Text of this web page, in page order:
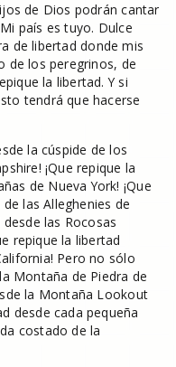
de Dios podrán cantar
país es tuyo. Dulce
de libertad donde mis
de los peregrinos, de
la libertad. Y si
tendrá que hacerse
la cúspide de los
¡Que repique la
de Nueva York! ¡Que
las Alleghenies de
desde las Rocosas
repique la libertad
Pero no sólo
Montaña de Piedra de
la Montaña Lookout
desde cada pequeña
costado de la